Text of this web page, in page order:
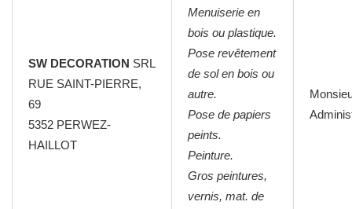
SW DECORATION SRL
RUE SAINT-PIERRE,
69
5352 PERWEZ-
HAILLOT
Menuiserie en
bois ou plastique.
Pose revêtement
de sol en bois ou
autre.
Pose de papiers
peints.
Peinture.
Gros peintures,
vernis, mat. de